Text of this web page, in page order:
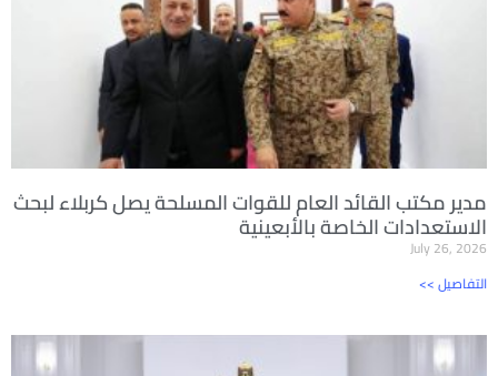
مدير مكتب القائد العام للقوات المسلحة يصل كربلاء لبحث
الاستعدادات الخاصة بالأبعينية
July 26, 2026
<< التفاصيل